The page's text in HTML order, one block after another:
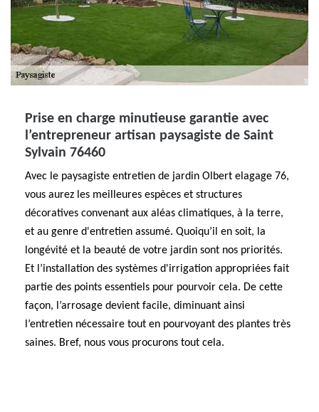
Prise en charge minutieuse garantie avec
l’entrepreneur artisan paysagiste de Saint
Sylvain 76460
Avec le paysagiste entretien de jardin Olbert elagage 76,
vous aurez les meilleures espèces et structures
décoratives convenant aux aléas climatiques, à la terre,
et au genre d'entretien assumé. Quoiqu’il en soit, la
longévité et la beauté de votre jardin sont nos priorités.
Et l’installation des systèmes d'irrigation appropriées fait
partie des points essentiels pour pourvoir cela. De cette
façon, l’arrosage devient facile, diminuant ainsi
l’entretien nécessaire tout en pourvoyant des plantes très
saines. Bref, nous vous procurons tout cela.